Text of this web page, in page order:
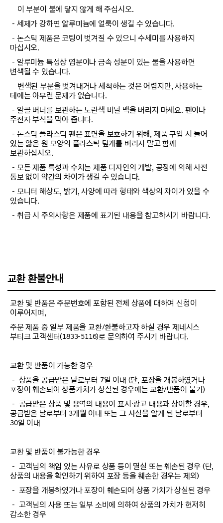
이 부분이 불에 닿지 않게 해 주십시오.
－세제가 강하면 알루미늄에 얼룩이 생길 수 있습니다.
－논스틱 제품은 코팅이 벗겨질 수 있으니 수세미를 사용하지
마십시오.
－알루미늄 특성상 염분이나 금속 성분이 있는 물을 사용하면
변색될 수 있습니다.
변색된 부분을 벗겨내거나 세척하는 것은 어렵지만, 사용하는
데에는 아무런 문제가 없습니다.
－알콜 버너를 보관하는 노란색 비닐 백을 버리지 마세요. 팬이나
주전자 부식을 막아 줍니다.
－논스틱 플라스틱 팬은 표면을 보호하기 위해, 제품 구입 시 들어
있는 얇은 원 모양의 플라스틱 덮개를 버리지 말고 함께
보관하십시오.
－모든 제품 특성과 수치는 제품 디자인의 개발, 공정에 의해 사전
통보 없이 약간의 차이가 생길 수 있습니다.
－모니터 해상도, 밝기, 사양에 따라 형태와 색상의 차이가 있을 수
있습니다.
－취급 시 주의사항은 제품에 표기된 내용을 참고하시기 바랍니다.
교환 환불안내
교환 및 반품은 주문번호에 포함된 전체 상품에 대하여 신청이
이루어지며,
주문 제품 중 일부 제품을 교환/환불하고자 하실 경우 제네시스
부티크 고객센터(1833-5116)로 문의하여 주시기 바랍니다.
교환 및 반품이 가능한 경우
－ 상품을 공급받은 날로부터 7일 이내 (단, 포장을 개봉하였거나
포장이 훼손되어 상품가치가 상실된 경우에는 교환/반품이 불가)
－ 공급받은 상품 및 용역의 내용이 표시·광고 내용과 상이할 경우,
공급받은 날로부터 3개월 이내 또는 그 사실을 알게 된 날로부터
30일 이내
교환 및 반품이 불가능한 경우
－ 고객님의 책임 있는 사유로 상품 등이 멸실 또는 훼손된 경우 (단,
상품의 내용을 확인하기 위하여 포장 등을 훼손한 경우는 제외)
－ 포장을 개봉하였거나 포장이 훼손되어 상품 가치가 상실된 경우
－ 고객님의 사용 또는 일부 소비에 의하여 상품의 가치가 현저히
감소한 경우